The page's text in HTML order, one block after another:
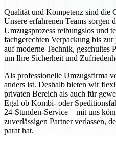
Qualität und Kompetenz sind die
Unsere erfahrenen Teams sorgen
Umzugsprozess reibungslos und
fachgerechten Verpackung bis
auf moderne Technik, geschultes
um Ihre Sicherheit und
Als professionelle Umzugsfirma
anders ist. Deshalb bieten wir
privaten Bereich als auch für
Egal ob Kombi- oder
24-Stunden-Service – mit uns
zuverlässigen Partner verlassen,
parat hat.